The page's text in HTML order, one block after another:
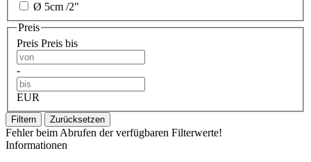
Ø 5cm /2"
Preis
Preis Preis bis
-
EUR
Filtern Zurücksetzen
Fehler beim Abrufen der verfügbaren Filterwerte!
Informationen